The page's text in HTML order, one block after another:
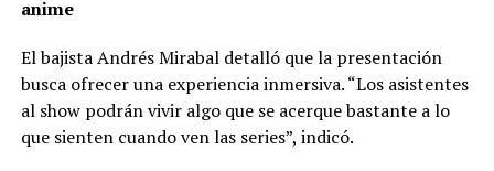
anime
El bajista Andrés Mirabal detalló que la presentación
busca ofrecer una experiencia inmersiva. “Los asistentes
al show podrán vivir algo que se acerque bastante a lo
que sienten cuando ven las series”, indicó.